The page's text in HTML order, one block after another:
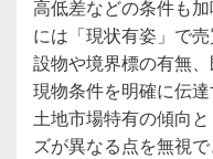
高低差などの条件も
には「現状有姿」で
設物や境界標の有無、
現物条件を明確に伝
土地市場特有の傾向
ズが異なる点を無視で